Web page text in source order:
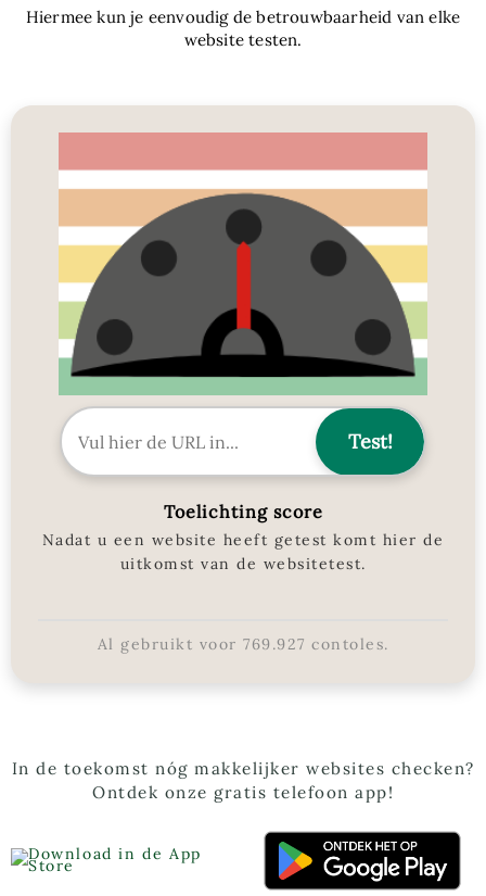
Hiermee kun je eenvoudig de betrouwbaarheid van elke
website testen.
Toelichting score
Nadat u een website heeft getest komt hier de
uitkomst van de websitetest.
Al gebruikt voor 769.927 contoles.
In de toekomst nóg makkelijker websites checken?
Ontdek onze gratis telefoon app!